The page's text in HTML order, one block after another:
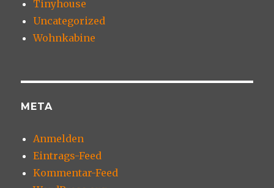
Tinyhouse
Uncategorized
Wohnkabine
META
Anmelden
Eintrags-Feed
Kommentar-Feed